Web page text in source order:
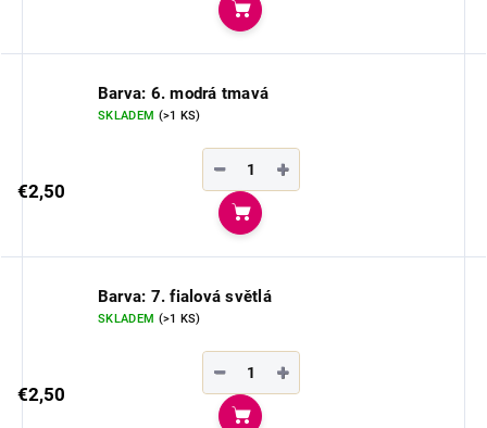
Do košíka
Barva: 6. modrá tmavá
SKLADEM (>1 KS)
€2,50
+
−
Do košíka
Barva: 7. fialová světlá
SKLADEM (>1 KS)
€2,50
+
−